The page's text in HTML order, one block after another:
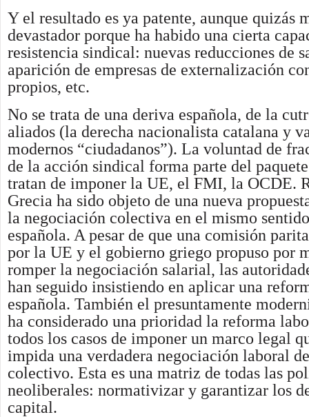
Y el resultado es ya patente, aunque quizás
devastador porque ha habido una cierta
resistencia sindical: nuevas reducciones de
aparición de empresas de externalización
propios, etc.
No se trata de una deriva española, de la
aliados (la derecha nacionalista catalana y
modernos “ciudadanos”). La voluntad de
de la acción sindical forma parte del
tratan de imponer la UE, el FMI, la OCDE.
Grecia ha sido objeto de una nueva
la negociación colectiva en el mismo
española. A pesar de que una comisión
por la UE y el gobierno griego propuso por
romper la negociación salarial, las
han seguido insistiendo en aplicar una
española. También el presuntamente
ha considerado una prioridad la reforma
todos los casos de imponer un marco legal
impida una verdadera negociación laboral
colectivo. Esta es una matriz de todas las
neoliberales: normativizar y garantizar los
capital.